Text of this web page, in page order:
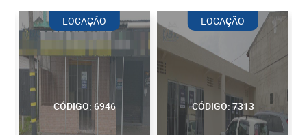
CÓDIGO: 6946
LOCAÇÃO
CÓDIGO: 7313
LOCAÇÃO